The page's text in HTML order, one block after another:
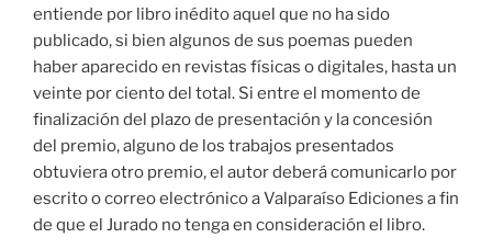
entiende por libro inédito aquel que no ha sido
publicado, si bien algunos de sus poemas pueden
haber aparecido en revistas físicas o digitales, hasta un
veinte por ciento del total. Si entre el momento de
finalización del plazo de presentación y la concesión
del premio, alguno de los trabajos presentados
obtuviera otro premio, el autor deberá comunicarlo por
escrito o correo electrónico a Valparaíso Ediciones a fin
de que el Jurado no tenga en consideración el libro.